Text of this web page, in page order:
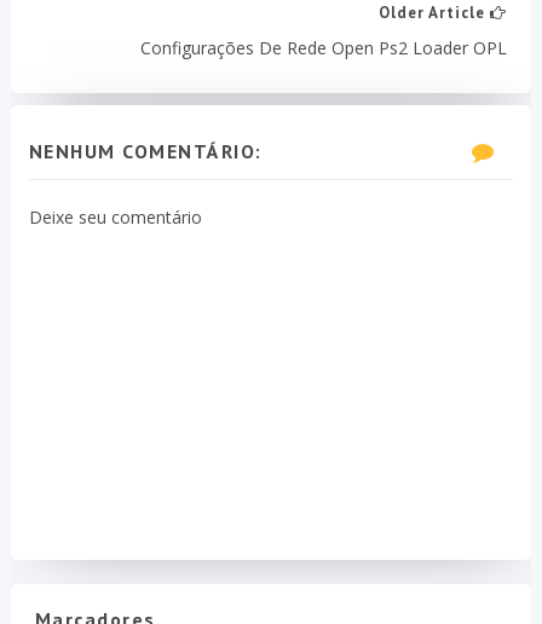
Older Article
Configurações De Rede Open Ps2 Loader OPL
NENHUM COMENTÁRIO:
Deixe seu comentário
Marcadores